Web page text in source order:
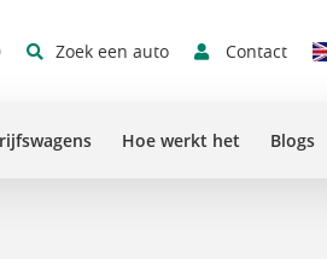
Zoek een auto Contact
Hoe werkt het Blogs